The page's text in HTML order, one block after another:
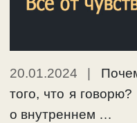
20.01.2024
того, что я
о внутреннем …